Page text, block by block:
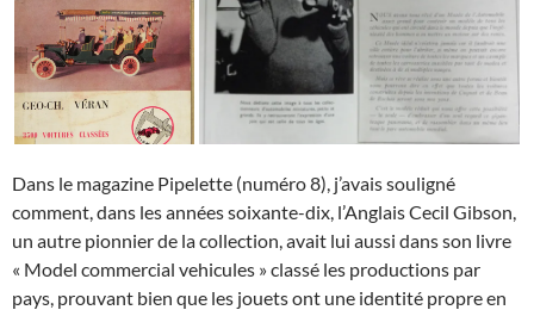
Dans le magazine Pipelette (numéro 8), j’avais souligné
comment, dans les années soixante-dix, l’Anglais Cecil Gibson,
un autre pionnier de la collection, avait lui aussi dans son livre
« Model commercial vehicules » classé les productions par
pays, prouvant bien que les jouets ont une identité propre en